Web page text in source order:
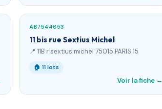
AB7544653
11 bis rue Sextius Michel
📍 11B r sextius michel 75015 PARIS 15
🏠 11 lots
Voir la fiche →